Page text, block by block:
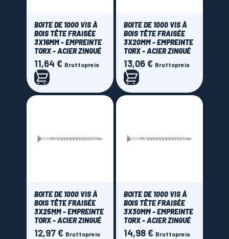
Brand
Index(58)
Price
0,00 € - 60,00 €
BOITE DE 1000 VIS À
BOIS TÊTE FRAISÉE
3X16MM - EMPREINTE
TORX - ACIER ZINGUÉ
Preis
11,64 € Bruttopreis
BOITE DE 1000 VIS À
BOIS TÊTE FRAISÉE
3X20MM - EMPREINTE
TORX - ACIER ZINGUÉ
Preis
13,06 € Bruttopreis
BOITE DE 1000 VIS À
BOIS TÊTE FRAISÉE
3X25MM - EMPREINTE
TORX - ACIER ZINGUÉ
Preis
12,97 € Bruttopreis
BOITE DE 1000 VIS À
BOIS TÊTE FRAISÉE
3X30MM - EMPREINTE
TORX - ACIER ZINGUÉ
Preis
14,98 € Bruttopreis